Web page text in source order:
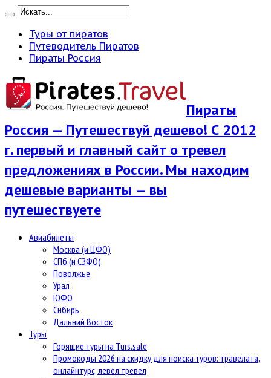
Туры от пиратов
Путеводитель Пиратов
Пираты Россия
Пираты
Россия — Путешествуй дешево! С 2012
г. первый и главный сайт о тревел
предложениях в России. Мы находим
дешевые варианты — вы
путешествуете
Авиабилеты
Москва (и ЦФО)
СПб (и СЗФО)
Поволжье
Урал
ЮФО
Сибирь
Дальний Восток
Туры
Горящие туры на Turs.sale
Промокоды 2026 на скидку для поиска туров: травелата,
онлайнтурс, левел тревел